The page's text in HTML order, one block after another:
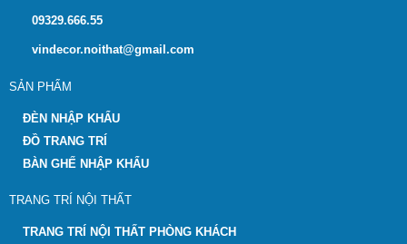
09329.666.55
vindecor.noithat@gmail.com
SẢN PHẨM
ĐÈN NHẬP KHẨU
ĐỒ TRANG TRÍ
BÀN GHẾ NHẬP KHẨU
TRANG TRÍ NỘI THẤT
TRANG TRÍ NỘI THẤT PHÒNG KHÁCH